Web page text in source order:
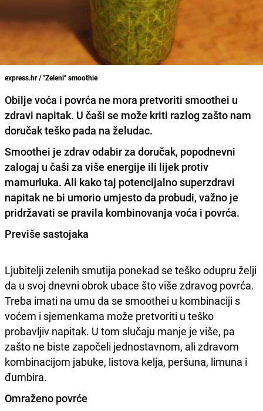
express.hr / "Zeleni" smoothie
Obilje voća i povrća ne mora pretvoriti smoothei u
zdravi napitak. U čaši se može kriti razlog zašto nam
doručak teško pada na želudac.
Smoothei je zdrav odabir za doručak, popodnevni
zalogaj u čaši za više energije ili lijek protiv
mamurluka. Ali kako taj potencijalno superzdravi
napitak ne bi umorio umjesto da probudi, važno je
pridržavati se pravila kombinovanja voća i povrća.
Previše sastojaka
Ljubitelji zelenih smutija ponekad se teško odupru želji
da u svoj dnevni obrok ubace što više zdravog povrća.
Treba imati na umu da se smoothei u kombinaciji s
voćem i sjemenkama može pretvoriti u teško
probavljiv napitak. U tom slučaju manje je više, pa
zašto ne biste započeli jednostavnom, ali zdravom
kombinacijom jabuke, listova kelja, peršuna, limuna i
đumbira.
Omraženo povrće